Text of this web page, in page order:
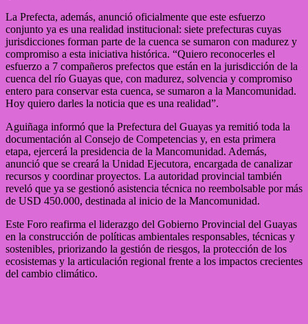
La Prefecta, además, anunció oficialmente que este esfuerzo
conjunto ya es una realidad institucional: siete prefecturas cuyas
jurisdicciones forman parte de la cuenca se sumaron con madurez y
compromiso a esta iniciativa histórica. “Quiero reconocerles el
esfuerzo a 7 compañeros prefectos que están en la jurisdicción de la
cuenca del río Guayas que, con madurez, solvencia y compromiso
entero para conservar esta cuenca, se sumaron a la Mancomunidad.
Hoy quiero darles la noticia que es una realidad”.
Aguiñaga informó que la Prefectura del Guayas ya remitió toda la
documentación al Consejo de Competencias y, en esta primera
etapa, ejercerá la presidencia de la Mancomunidad. Además,
anunció que se creará la Unidad Ejecutora, encargada de canalizar
recursos y coordinar proyectos. La autoridad provincial también
reveló que ya se gestionó asistencia técnica no reembolsable por más
de USD 450.000, destinada al inicio de la Mancomunidad.
Este Foro reafirma el liderazgo del Gobierno Provincial del Guayas
en la construcción de políticas ambientales responsables, técnicas y
sostenibles, priorizando la gestión de riesgos, la protección de los
ecosistemas y la articulación regional frente a los impactos crecientes
del cambio climático.